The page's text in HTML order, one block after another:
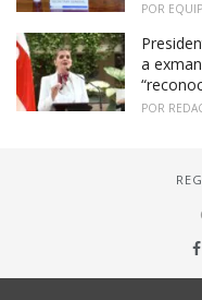
POR
a
POR